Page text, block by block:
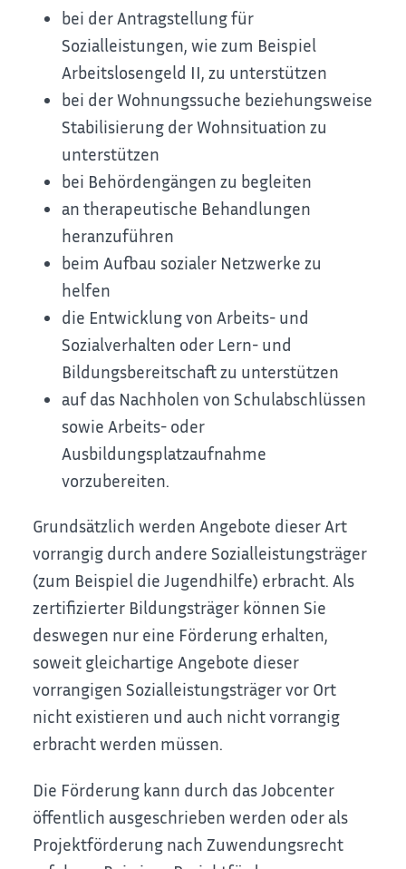
bei der Antragstellung für
Sozialleistungen, wie zum Beispiel
Arbeitslosengeld II, zu unterstützen
bei der Wohnungssuche beziehungsweise
Stabilisierung der Wohnsituation zu
unterstützen
bei Behördengängen zu begleiten
an therapeutische Behandlungen
heranzuführen
beim Aufbau sozialer Netzwerke zu
helfen
die Entwicklung von Arbeits- und
Sozialverhalten oder Lern- und
Bildungsbereitschaft zu unterstützen
auf das Nachholen von Schulabschlüssen
sowie Arbeits- oder
Ausbildungsplatzaufnahme
vorzubereiten.
Grundsätzlich werden Angebote dieser Art
vorrangig durch andere Sozialleistungsträger
(zum Beispiel die Jugendhilfe) erbracht. Als
zertifizierter Bildungsträger können Sie
deswegen nur eine Förderung erhalten,
soweit gleichartige Angebote dieser
vorrangigen Sozialleistungsträger vor Ort
nicht existieren und auch nicht vorrangig
erbracht werden müssen.
Die Förderung kann durch das Jobcenter
öffentlich ausgeschrieben werden oder als
Projektförderung nach Zuwendungsrecht